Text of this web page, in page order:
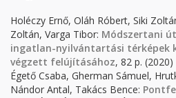
Holéczy Ernő, Oláh Róbert, Siki
Zoltán, Varga Tibor: Módszertani
ingatlan-nyilvántartási térképek
végzett felújításához, 82 p. (2020)
Égető Csaba, Gherman Sámuel,
Nándor Antal, Takács Bence: